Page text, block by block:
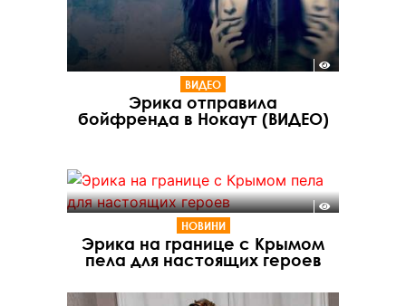
ВИДЕО
Эрика отправила
бойфренда в Нокаут (ВИДЕО)
НОВИНИ
Эрика на границе с Крымом
пела для настоящих героев